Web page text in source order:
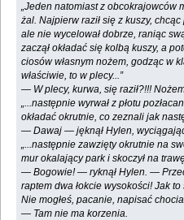
„Jeden natomiast z obcokrajowców
żal. Najpierw raził się z kuszy,
ale nie wycelował dobrze, raniąc
zaczął okładać się kolbą kuszy, a
ciosów własnym nożem, godząc w
właściwie, to w plecy...”
— W plecy, kurwa, się raził?!!!
„...następnie wyrwał z płotu
okładać okrutnie, co zeznali jak
— Dawaj — jęknął Hylen,
„...następnie zawzięty okrutnie na
mur okalający park i skoczył na
— Bogowie! — ryknął Hylen. —
raptem dwa łokcie wysokości! Jak
Nie mogłeś, pacanie, napisać
— Tam nie ma korzenia.